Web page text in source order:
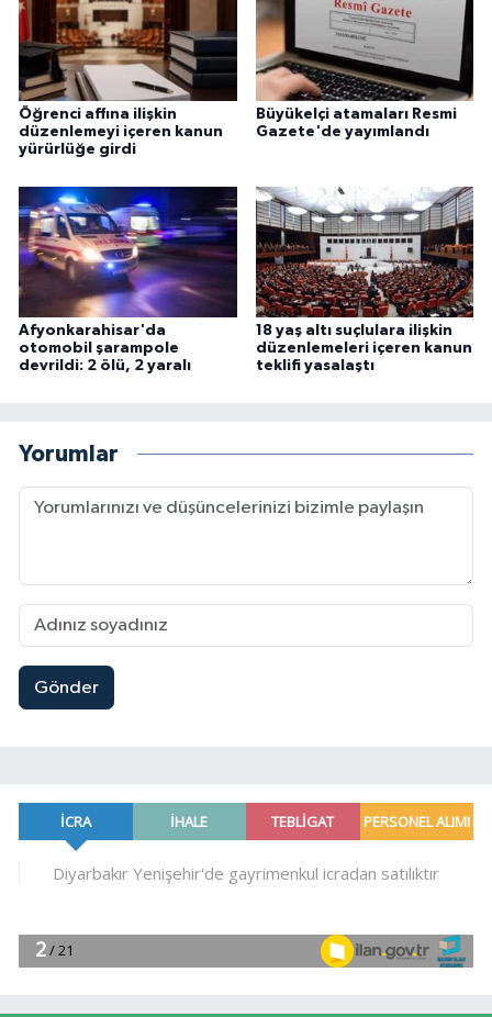
Öğrenci affına ilişkin
düzenlemeyi içeren kanun
yürürlüğe girdi
Büyükelçi atamaları Resmi
Gazete'de yayımlandı
Afyonkarahisar'da
otomobil şarampole
devrildi: 2 ölü, 2 yaralı
18 yaş altı suçlulara ilişkin
düzenlemeleri içeren kanun
teklifi yasalaştı
Yorumlar
Gönder